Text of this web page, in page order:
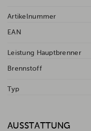
Artikelnummer
EAN
Leistung Hauptbrenner
Brennstoff
Typ
AUSSTATTUNG